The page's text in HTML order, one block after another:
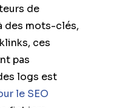
de
des mots-clés,
ces
pas
logs est
le SEO